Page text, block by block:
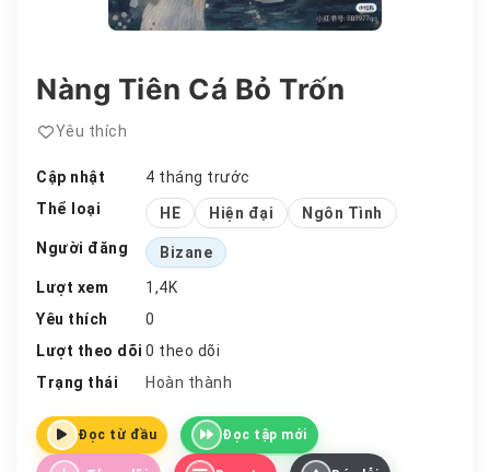
Nàng Tiên Cá Bỏ Trốn
Yêu thích
Cập nhật
4 tháng trước
Thể loại
HE Hiện đại
Ngôn Tình
Người đăng
Bizane
Lượt xem
1,4K
Yêu thích
0
Lượt theo dõi 0 theo dõi
Trạng thái
Hoàn thành
Đọc từ đầu Đọc tập mới